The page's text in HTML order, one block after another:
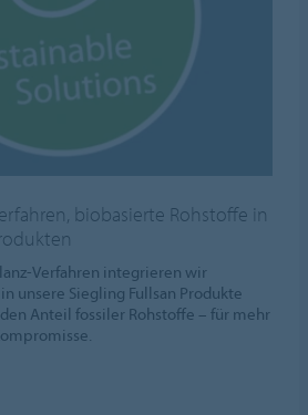
biobasierte Rohstoffe in
Verfahren integrieren wir
unsere Siegling Fullsan Produkte
Anteil fossiler Rohstoffe – für mehr